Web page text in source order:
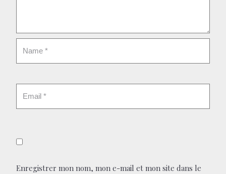
Enregistrer mon nom, mon e-mail et mon site dans le